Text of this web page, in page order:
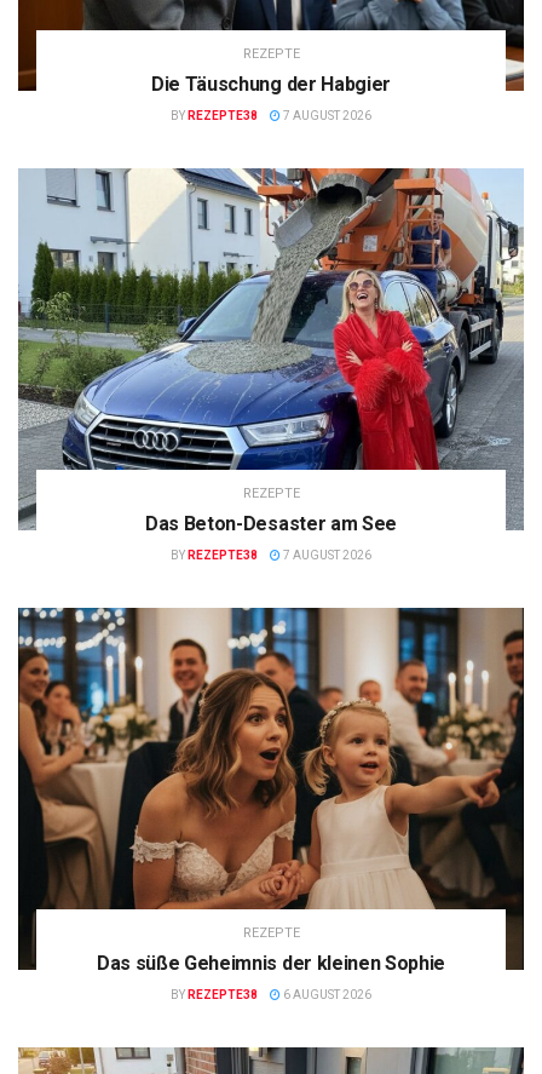
REZEPTE
Die Täuschung der Habgier
BY REZEPTE38 7 AUGUST 2026
REZEPTE
Das Beton-Desaster am See
BY REZEPTE38 7 AUGUST 2026
REZEPTE
Das süße Geheimnis der kleinen Sophie
BY REZEPTE38 6 AUGUST 2026